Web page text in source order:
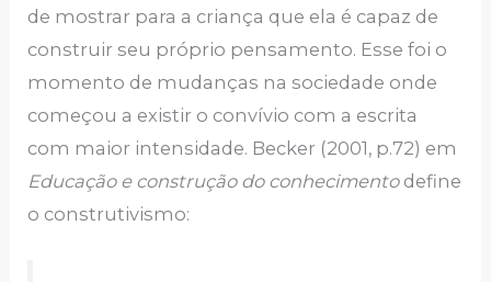
de mostrar para a criança que ela é capaz de
construir seu próprio pensamento. Esse foi o
momento de mudanças na sociedade onde
começou a existir o convívio com a escrita
com maior intensidade. Becker (2001, p.72) em
Educação e construção do conhecimento define
o construtivismo: